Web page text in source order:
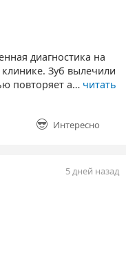
диагностика на
Зуб вылечили
повторяет а… читать
Интересно
5 дней назад